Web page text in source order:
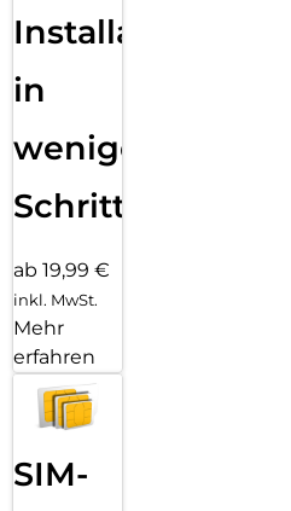
Installation
in
wenigen
Schritten
ab 19,99 €
inkl. MwSt.
Mehr
erfahren
SIM-